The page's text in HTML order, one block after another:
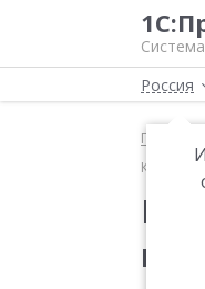
Россия
Главная
в